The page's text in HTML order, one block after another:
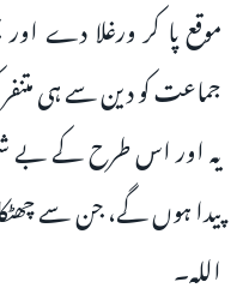
موقع پا کر ورغلا دے
جماعت کو دین سے ہی
یہ اور اس طرح کے بے
پیدا ہوں گے، جن سے
اللہ۔